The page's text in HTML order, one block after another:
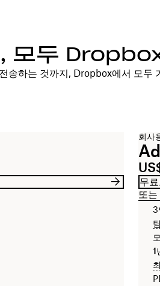
모두
송하는 것까지, Dropbox에서 모두
회사
무
또
3
1